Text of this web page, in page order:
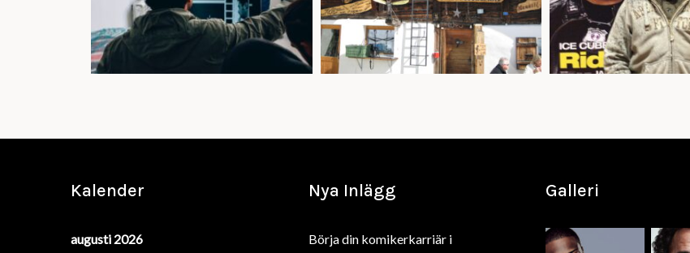
Kalender
augusti 2026
Nya Inlägg
Börja din komikerkarriär i
Galleri